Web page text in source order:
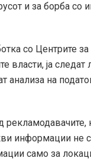
и за борба со
со Центрите
ја следат
анализа на
информации не
само за